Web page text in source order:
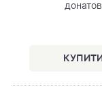
донатов